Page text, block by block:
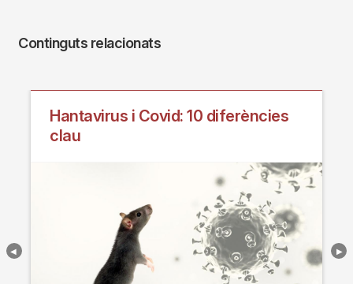
Continguts relacionats
Hantavirus i Covid: 10 diferències
clau